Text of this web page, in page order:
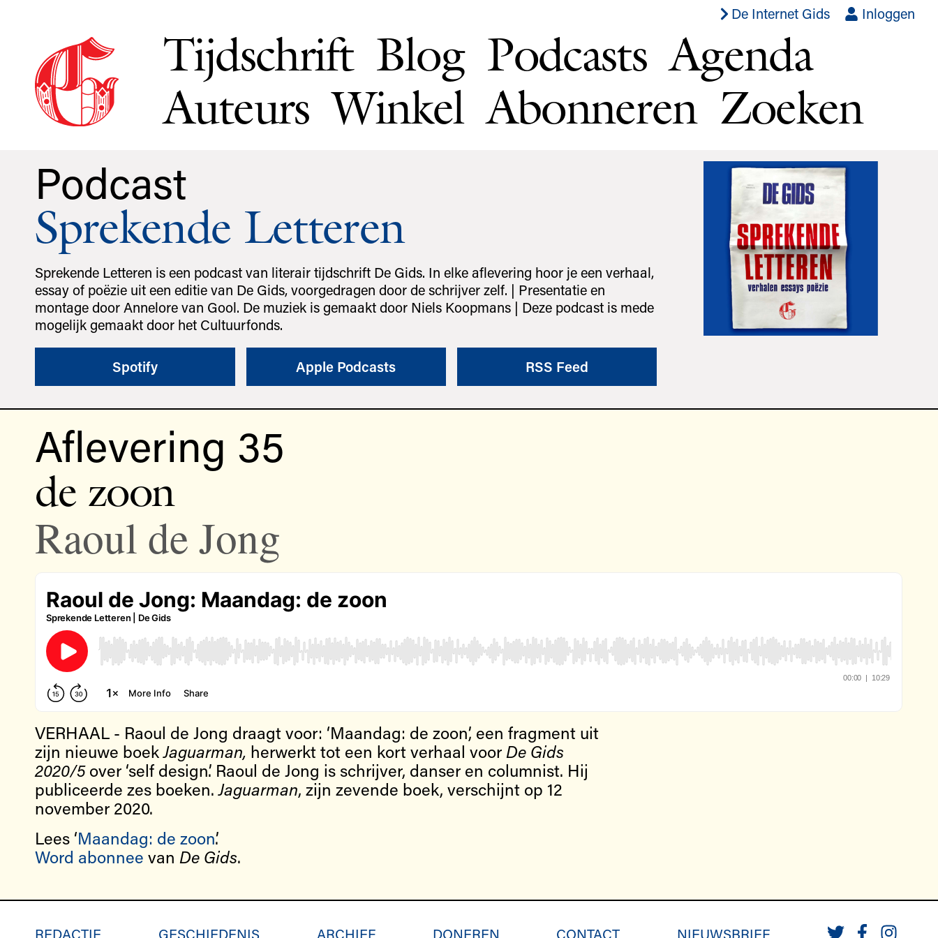
De Internet Gids Inloggen
Tijdschrift Blog Podcasts Agenda
Auteurs Winkel Abonneren Zoeken
Podcast
Sprekende Letteren
Sprekende Letteren is een podcast van literair tijdschrift De Gids. In elke aflevering hoor je een verhaal,
essay of poëzie uit een editie van De Gids, voorgedragen door de schrijver zelf. | Presentatie en
montage door Annelore van Gool. De muziek is gemaakt door Niels Koopmans | Deze podcast is mede
mogelijk gemaakt door het Cultuurfonds.
Spotify Apple Podcasts RSS Feed
Aflevering 35
de zoon
Raoul de Jong
VERHAAL - Raoul de Jong draagt voor: ‘Maandag: de zoon’, een fragment uit
zijn nieuwe boekJaguarman, herwerkt tot een kort verhaal voor De Gids
2020/5over ‘self design’. Raoul de Jong is schrijver, danser en columnist. Hij
publiceerde zes boeken.Jaguarman, zijn zevende boek, verschijnt op 12
november 2020.
Lees ‘Maandag: de zoon’.
Word abonnee van De Gids.
REDACTIE GESCHIEDENIS ARCHIEF DONEREN CONTACT NIEUWSBRIEF